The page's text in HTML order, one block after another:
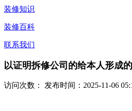
装修知识
装修百科
联系我们
以证明拆修公司的给本人形成
访问次数： 发布时间：2025-11-06